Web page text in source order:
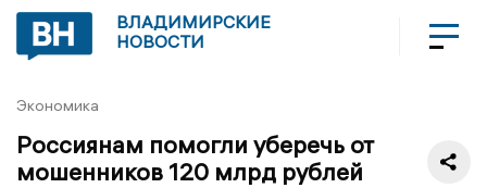
ВЛАДИМИРСКИЕ
НОВОСТИ
Экономика
Россиянам помогли уберечь от
мошенников 120 млрд рублей